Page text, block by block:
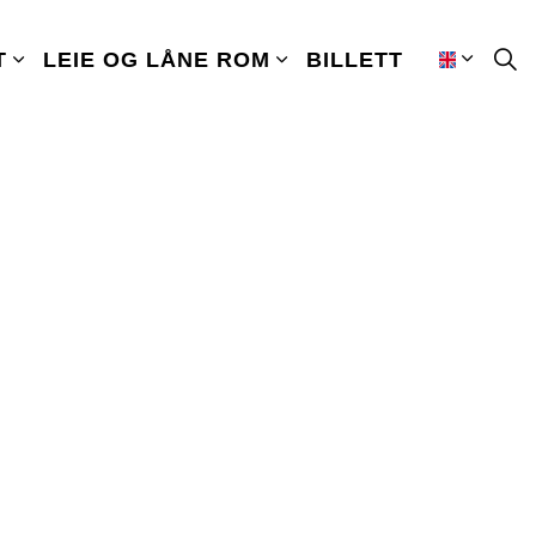
LEIE OG LÅNE ROM BILLETT